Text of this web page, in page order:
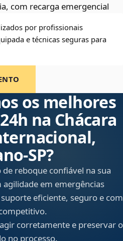
com recarga emergencial
por profissionais
e técnicas seguras para
os melhores
na Chácara
reboque confiável na sua
em emergências
eficiente, seguro e com
corretamente e preservar o
no processo.